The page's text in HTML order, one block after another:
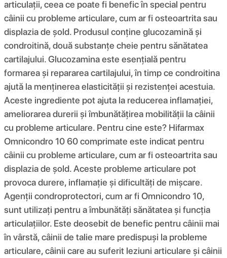
articulații, ceea ce poate fi benefic în special pentru
câinii cu probleme articulare, cum ar fi osteoartrita sau
displazia de șold. Produsul conține glucozamină și
condroitină, două substanțe cheie pentru sănătatea
cartilajului. Glucozamina este esențială pentru
formarea și repararea cartilajului, în timp ce condroitina
ajută la menținerea elasticității și rezistenței acestuia.
Aceste ingrediente pot ajuta la reducerea inflamației,
ameliorarea durerii și îmbunătățirea mobilității la câinii
cu probleme articulare. Pentru cine este? Hifarmax
Omnicondro 10 60 comprimate este indicat pentru
câinii cu probleme articulare, cum ar fi osteoartrita sau
displazia de șold. Aceste probleme articulare pot
provoca durere, inflamație și dificultăți de mișcare.
Agenții condroprotectori, cum ar fi Omnicondro 10,
sunt utilizați pentru a îmbunătăți sănătatea și funcția
articulațiilor. Este deosebit de benefic pentru câinii mai
în vârstă, câinii de talie mare predispuși la probleme
articulare, câinii care au suferit leziuni articulare și câinii